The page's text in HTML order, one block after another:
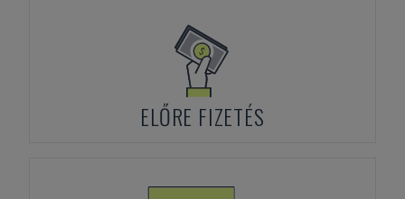
ELŐRE FIZETÉS